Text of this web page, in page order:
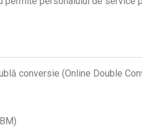
conversie (Online Double